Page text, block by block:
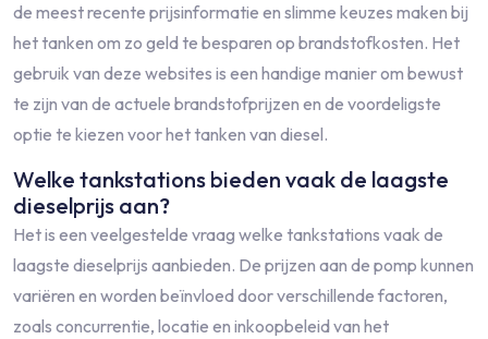
de meest recente prijsinformatie en slimme keuzes maken bij
het tanken om zo geld te besparen op brandstofkosten. Het
gebruik van deze websites is een handige manier om bewust
te zijn van de actuele brandstofprijzen en de voordeligste
optie te kiezen voor het tanken van diesel.
Welke tankstations bieden vaak de laagste
dieselprijs aan?
Het is een veelgestelde vraag welke tankstations vaak de
laagste dieselprijs aanbieden. De prijzen aan de pomp kunnen
variëren en worden beïnvloed door verschillende factoren,
zoals concurrentie, locatie en inkoopbeleid van het